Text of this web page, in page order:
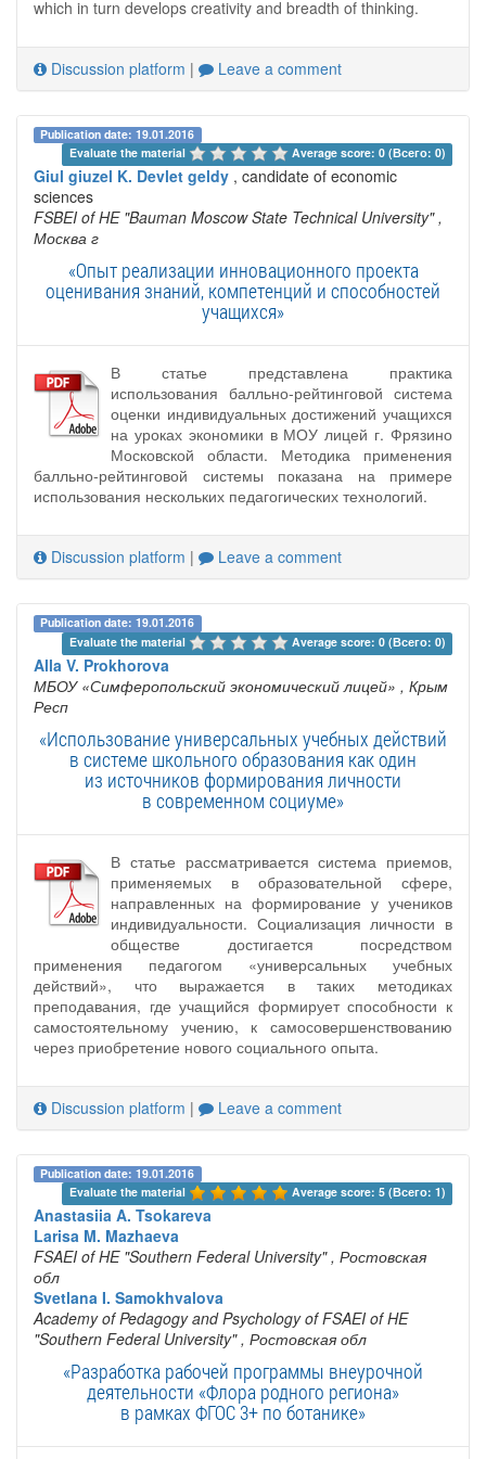
which in turn develops creativity and breadth of thinking.
Discussion platform | Leave a comment
Publication date: 19.01.2016
Evaluate the material
Average score: 0 (Всего: 0)
Giul giuzel K. Devlet geldy , candidate of economic
sciences
FSBEI of HE "Bauman Moscow State Technical University" ,
Москва г
«Опыт реализации инновационного проекта
оценивания знаний, компетенций и способностей
учащихся»
В статье представлена практика
использования балльно-рейтинговой система
оценки индивидуальных достижений учащихся
на уроках экономики в МОУ лицей г. Фрязино
Московской области. Методика применения
балльно-рейтинговой системы показана на примере
использования нескольких педагогических технологий.
Discussion platform | Leave a comment
Publication date: 19.01.2016
Evaluate the material
Average score: 0 (Всего: 0)
Alla V. Prokhorova
МБОУ «Симферопольский экономический лицей» , Крым
Респ
«Использование универсальных учебных действий
в системе школьного образования как один
из источников формирования личности
в современном социуме»
В статье рассматривается система приемов,
применяемых в образовательной сфере,
направленных на формирование у учеников
индивидуальности. Социализация личности в
обществе достигается посредством
применения педагогом «универсальных учебных
действий», что выражается в таких методиках
преподавания, где учащийся формирует способности к
самостоятельному учению, к самосовершенствованию
через приобретение нового социального опыта.
Discussion platform | Leave a comment
Publication date: 19.01.2016
Evaluate the material
Average score: 5 (Всего: 1)
Anastasiia A. Tsokareva
Larisa M. Mazhaeva
FSAEI of HE "Southern Federal University" , Ростовская
обл
Svetlana I. Samokhvalova
Academy of Pedagogy and Psychology of FSAEI of HE
"Southern Federal University" , Ростовская обл
«Разработка рабочей программы внеурочной
деятельности «Флора родного региона»
в рамках ФГОС 3+ по ботанике»